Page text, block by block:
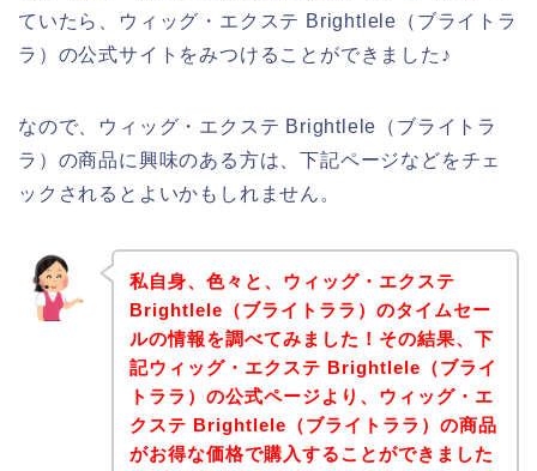
ていたら、ウィッグ・エクステ Brightlele（ブライトラ
ラ）の公式サイトをみつけることができました♪
なので、ウィッグ・エクステ Brightlele（ブライトラ
ラ）の商品に興味のある方は、下記ページなどをチェ
ックされるとよいかもしれません。
私自身、色々と、ウィッグ・エクステ
Brightlele（ブライトララ）のタイムセー
ルの情報を調べてみました！その結果、下
記ウィッグ・エクステ Brightlele（ブライ
トララ）の公式ページより、ウィッグ・エ
クステ Brightlele（ブライトララ）の商品
がお得な価格で購入することができました